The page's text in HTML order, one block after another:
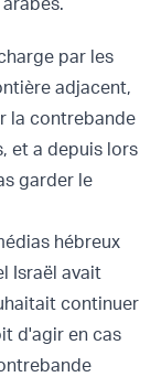
par les
adjacent,
la contrebande
et a depuis lors
garder le
hébreux
Israël avait
continuer
d'agir en cas